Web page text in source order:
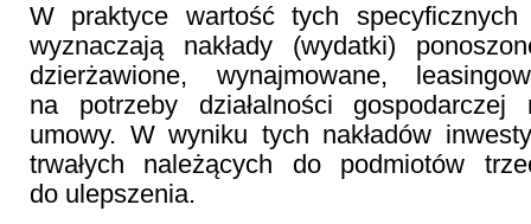
W praktyce wartość tych specyficznych
wyznaczają nakłady (wydatki)
dzierżawione, wynajmowane,
na potrzeby działalności
umowy. W wyniku tych nakładów
trwałych należących do podmiotów
do ulepszenia.